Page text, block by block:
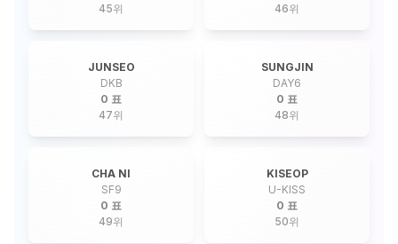
45위
46위
JUNSEO
DKB
0 표
47위
SUNGJIN
DAY6
0 표
48위
CHA NI
SF9
0 표
49위
KISEOP
U-KISS
0 표
50위